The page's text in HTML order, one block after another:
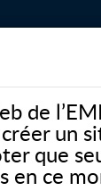
de
un
que
en ce